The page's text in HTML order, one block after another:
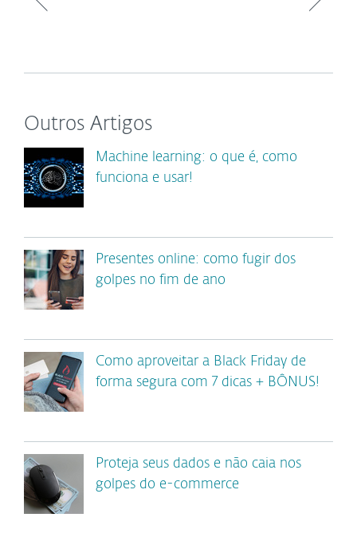
Outros Artigos
Machine learning: o que é, como
funciona e usar!
Presentes online: como fugir dos
golpes no fim de ano
Como aproveitar a Black Friday de
forma segura com 7 dicas + BÔNUS!
Proteja seus dados e não caia nos
golpes do e-commerce